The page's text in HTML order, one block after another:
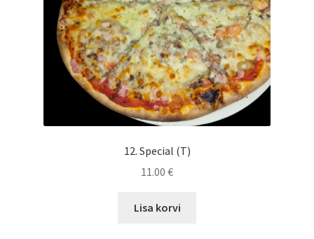
12. Special (T)
11.00 €
Lisa korvi